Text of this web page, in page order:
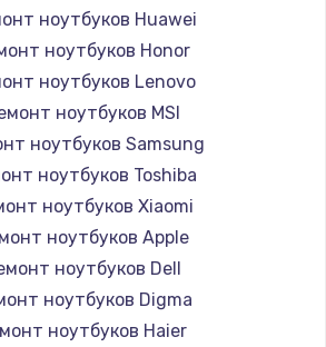
ноутбуков Huawei
ноутбуков Honor
ноутбуков Lenovo
ноутбуков MSI
ноутбуков Samsung
ноутбуков Toshiba
ноутбуков Xiaomi
ноутбуков Apple
ноутбуков Dell
ноутбуков Digma
ноутбуков Haier